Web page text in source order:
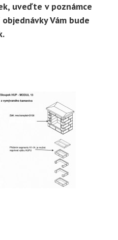
uveďte v poznámce
Vám bude